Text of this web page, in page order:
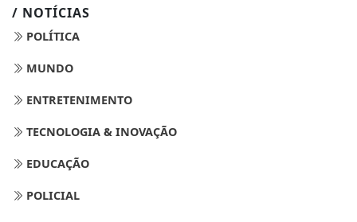
/ NOTÍCIAS
POLÍTICA
MUNDO
ENTRETENIMENTO
TECNOLOGIA & INOVAÇÃO
EDUCAÇÃO
POLICIAL